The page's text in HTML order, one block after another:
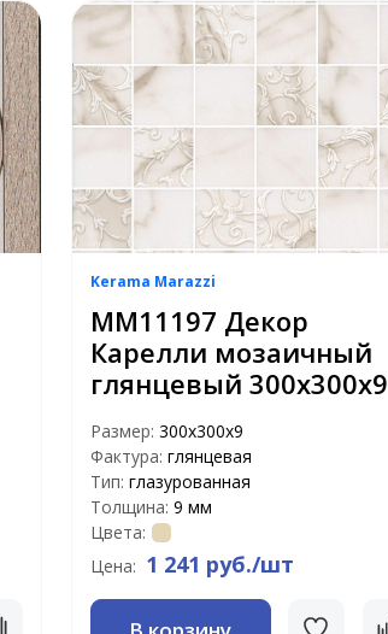
Kerama Marazzi
MM11197 Декор
Карелли мозаичный
глянцевый 300х300х9
Размер: 300х300х9
Фактура: глянцевая
Тип: глазурованная
Толщина: 9 мм
Цвета:
Цена: 1 241 руб./шт